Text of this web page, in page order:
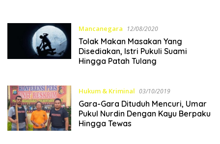
Mancanegara 12/08/2020
Tolak Makan Masakan Yang
Disediakan, Istri Pukuli Suami
Hingga Patah Tulang
Hukum & Kriminal 03/10/2019
Gara-Gara Dituduh Mencuri, Umar
Pukul Nurdin Dengan Kayu Berpaku
Hingga Tewas